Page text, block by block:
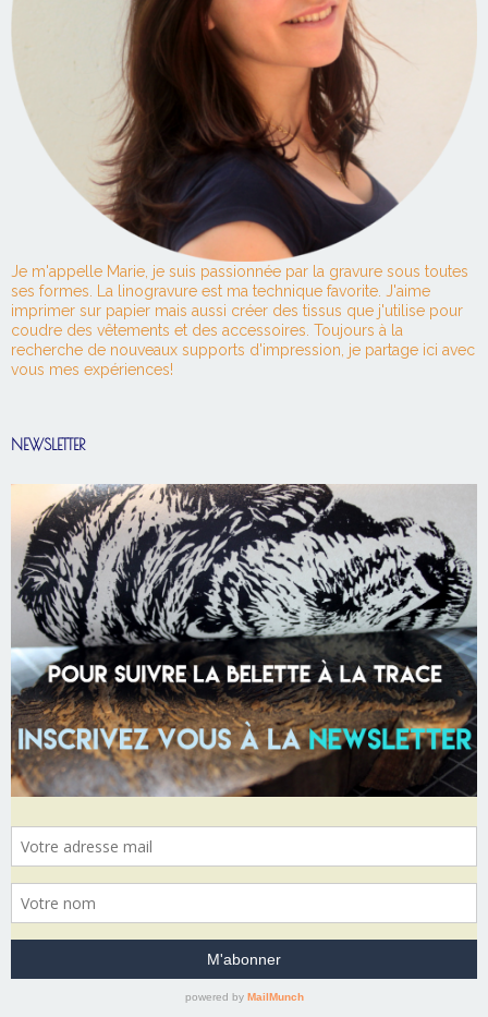
Je m'appelle Marie, je suis passionnée par la gravure sous toutes
ses formes. La linogravure est ma technique favorite. J'aime
imprimer sur papier mais aussi créer des tissus que j'utilise pour
coudre des vêtements et des accessoires. Toujours à la
recherche de nouveaux supports d'impression, je partage ici avec
vous mes expériences!
NEWSLETTER